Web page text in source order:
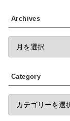
Archives
Category